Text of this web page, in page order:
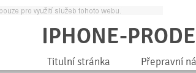
IPHONE-
Titulní stránka Přepravní